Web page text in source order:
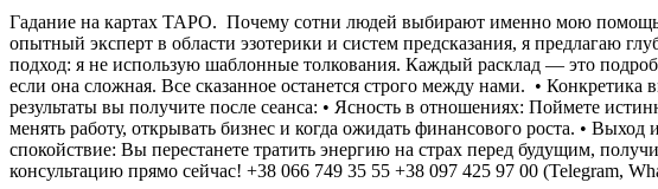
Гадание на картах ТАРО. Почему сотни людей выбирают именно мою
опытный эксперт в области эзотерики и систем предсказания, я предлагаю
подход: я не использую шаблонные толкования. Каждый расклад — это
если она сложная. Все сказанное останется строго между нами. •
результаты вы получите после сеанса: • Ясность в отношениях: Поймете
менять работу, открывать бизнес и когда ожидать финансового роста. •
спокойствие: Вы перестанете тратить энергию на страх перед будущим,
консультацию прямо сейчас! +38 066 749 35 55 +38 097 425 97 00 (Telegram,